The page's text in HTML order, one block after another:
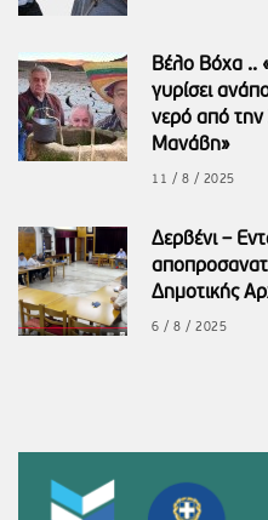
Βέλο Βόχα ..
γυρίσει
νερό από
Μανάβη»
11 / 8 / 2025
Δερβένι –
Δημοτικής
6 / 8 / 2025